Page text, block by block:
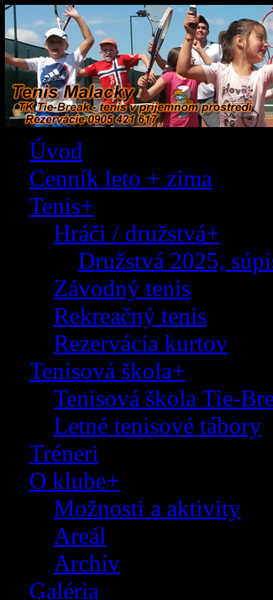
Tenis Malacky
TK Tie-Break - tenis v príjemnom
Úvod
Cenník leto + zima
Tenis+
Hráči / družstvá+
Družstvá 2025,
Závodný tenis
Rekreačný tenis
Rezervácia kurtov
Tenisová škola+
Tenisová škola Tie-
Letné tenisové tábory
Tréneri
O klube+
Možnosti a aktivity
Areál
Archív
Galéria